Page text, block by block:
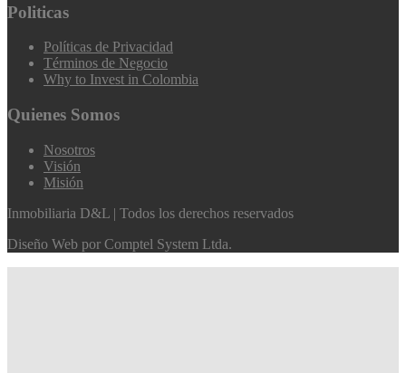
Politicas
Políticas de Privacidad
Términos de Negocio
Why to Invest in Colombia
Quienes Somos
Nosotros
Visión
Misión
Inmobiliaria D&L | Todos los derechos reservados
Diseño Web por Comptel System Ltda.